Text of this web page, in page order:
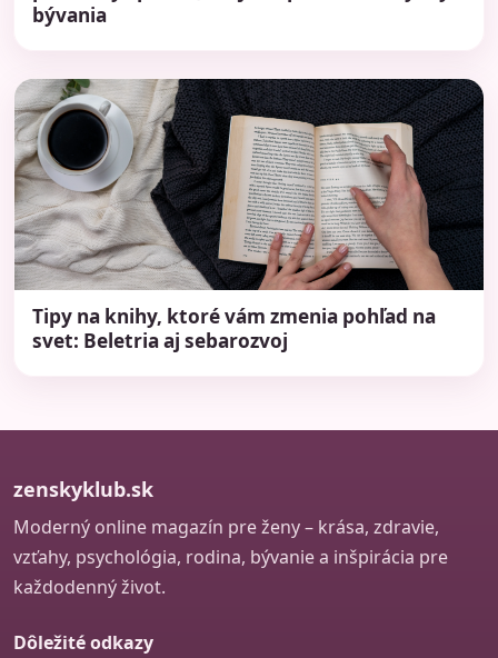
bývania
Tipy na knihy, ktoré vám zmenia pohľad na
svet: Beletria aj sebarozvoj
zenskyklub.sk
Moderný online magazín pre ženy – krása, zdravie,
vzťahy, psychológia, rodina, bývanie a inšpirácia pre
každodenný život.
Dôležité odkazy